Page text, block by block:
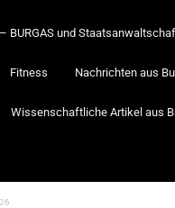
– BURGAS und
Fitness Nachrichten aus
Wissenschaftliche Artikel aus